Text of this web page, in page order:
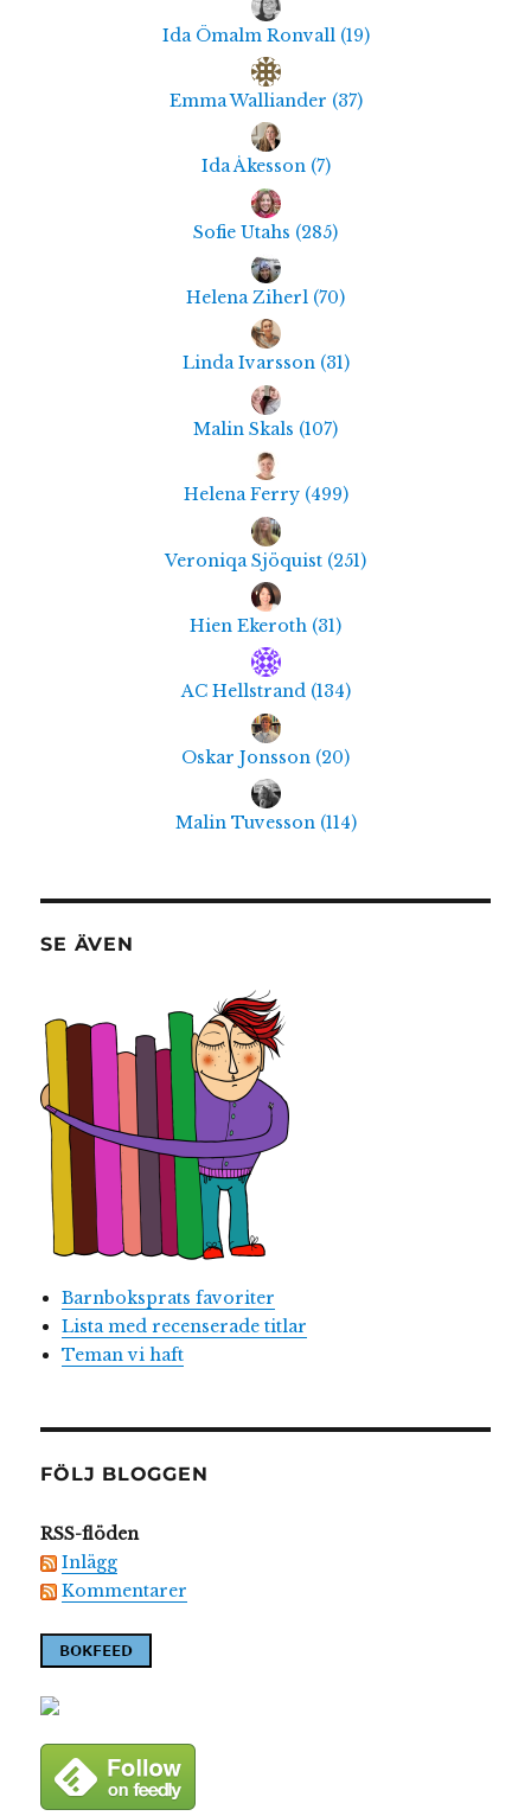
Ida Ömalm Ronvall (19)
Emma Walliander (37)
Ida Åkesson (7)
Sofie Utahs (285)
Helena Ziherl (70)
Linda Ivarsson (31)
Malin Skals (107)
Helena Ferry (499)
Veroniqa Sjöquist (251)
Hien Ekeroth (31)
AC Hellstrand (134)
Oskar Jonsson (20)
Malin Tuvesson (114)
SE ÄVEN
Barnboksprats favoriter
Lista med recenserade titlar
Teman vi haft
FÖLJ BLOGGEN
RSS-flöden
Inlägg
Kommentarer